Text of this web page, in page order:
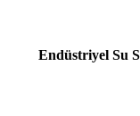
Endüstriyel Su